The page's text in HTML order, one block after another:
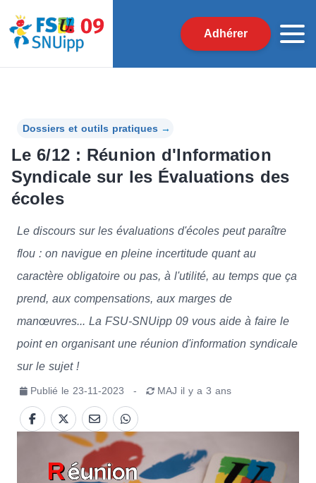
Adhérer
Dossiers et outils pratiques →
Le 6/12 : Réunion d'Information
Syndicale sur les Évaluations des
écoles
Le discours sur les évaluations d'écoles peut paraître
flou : on navigue en pleine incertitude quant au
caractère obligatoire ou pas, à l'utilité, au temps que ça
prend, aux compensations, aux marges de
manœuvres... La FSU-SNUipp 09 vous aide à faire le
point en organisant une réunion d'information syndicale
sur le sujet !
Publié le 23-11-2023 - MAJ il y a 3 ans